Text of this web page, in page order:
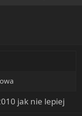
jak nie lepiej